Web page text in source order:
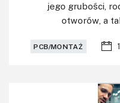
jego grubości,
otworów, a
PCB/MONTAŻ